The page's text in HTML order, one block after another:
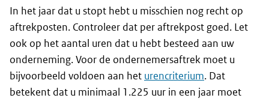
In het jaar dat u stopt hebt u misschien nog recht op
aftrekposten. Controleer dat per aftrekpost goed. Let
ook op het aantal uren dat u hebt besteed aan uw
onderneming. Voor de ondernemersaftrek moet u
bijvoorbeeld voldoen aan het urencriterium. Dat
betekent dat u minimaal 1.225 uur in een jaar moet